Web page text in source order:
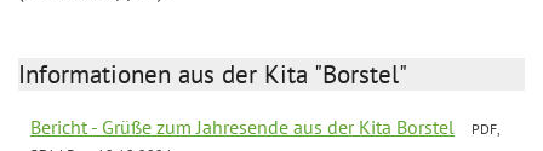
Informationen aus der Kita "Borstel"
Bericht - Grüße zum Jahresende aus der Kita Borstel
PDF,